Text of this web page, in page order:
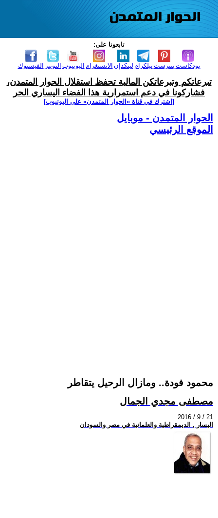
تابعونا على:
الفيسبوك التويتر اليوتيوب الانستغرام لينكدإن تيلكرامبنترست بودكاست
تبرعاتكم وتبرعاتكن المالية تحفظ استقلال الحوار المتمدن،
فشاركونا في دعم استمرارية هذا الفضاء اليساري الحر
[اشترك في قناة ‫«الحوار المتمدن» على اليوتيوب]
الحوار المتمدن - موبايل
الموقع الرئيسي
محمود فودة.. ومازال الرحيل يتقاطر
مصطفى مجدي الجمال
2016 / 9 / 21
اليسار , الديمقراطية والعلمانية في مصر والسودان